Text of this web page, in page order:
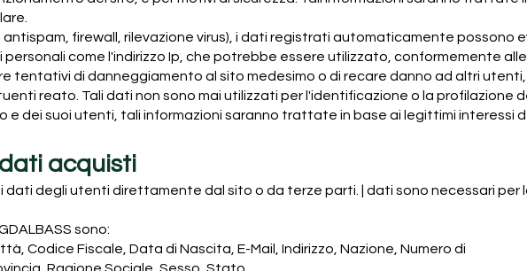
antispam, firewall, rilevazione virus), i dati registrati automaticamente possono
come l'indirizzo Ip, che potrebbe essere utilizzato, conformemente
tentativi di danneggiamento al sito medesimo o di recare danno ad altri
reato. Tali dati non sono mai utilizzati per l'identificazione o la profilazione
e dei suoi utenti, tali informazioni saranno trattate in base ai legittimi interessi
acquisti
i dati degli utenti direttamente dal sito o da terze parti. | dati sono necessari per
sono:
Codice Fiscale, Data di Nascita, E-Mail, Indirizzo, Nazione, Numero di
Ragione Sociale, Sesso, Stato